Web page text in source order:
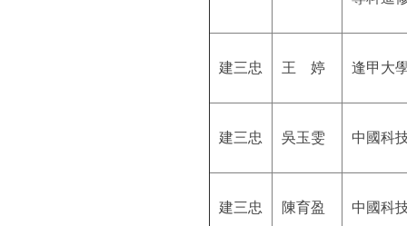
建三忠 王 婷 逢甲大
建三忠 吳玉雯 中國科
建三忠 陳育盈 中國科